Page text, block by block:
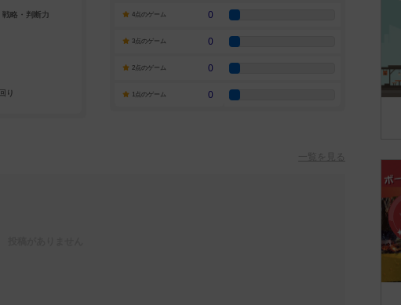
4点のゲーム 0
3点のゲーム 0
2点のゲーム 0
1点のゲーム 0
一覧を見る